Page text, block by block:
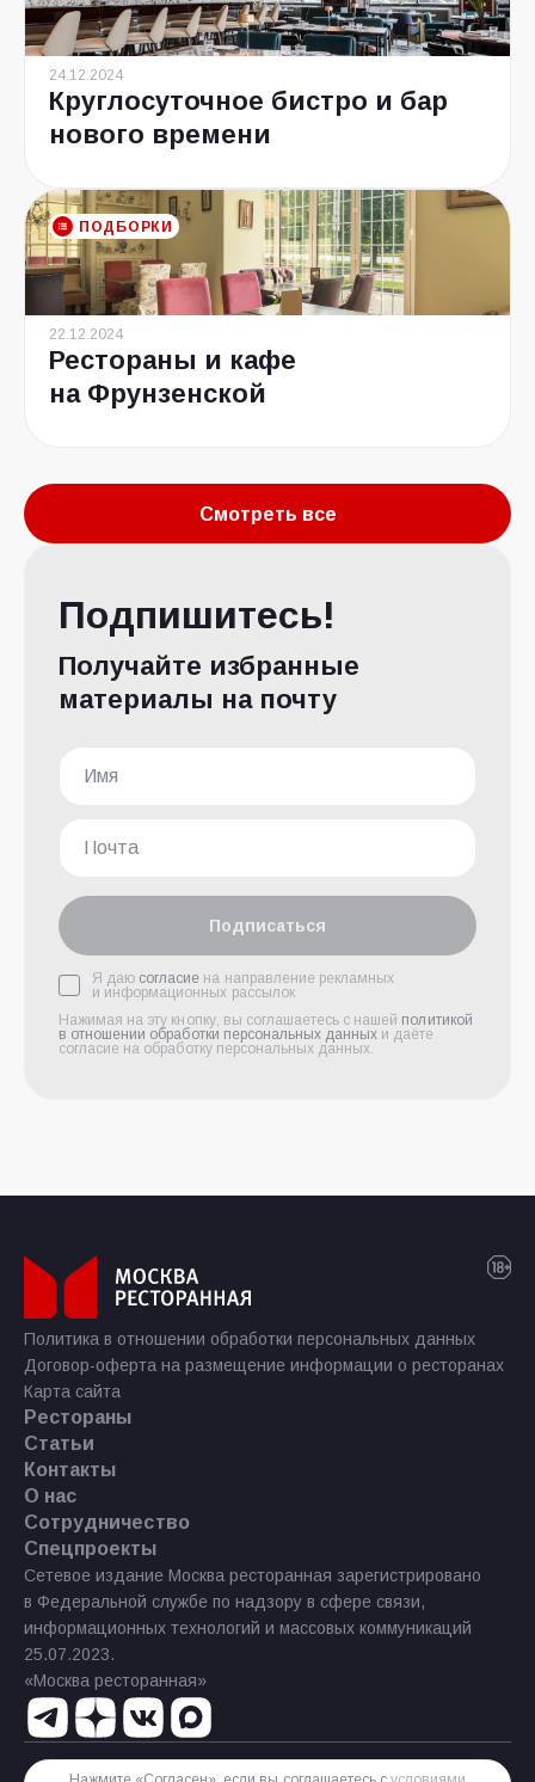
24.12.2024
Круглосуточное бистро и бар
нового времени
ПОДБОРКИ
22.12.2024
Рестораны и кафе
на Фрунзенской
Смотреть все
Подпишитесь!
Получайте избранные
материалы на почту
Подписаться
Я даю согласие на направление рекламных
и информационных рассылок
Нажимая на эту кнопку, вы соглашаетесь с нашей политикой
в отношении обработки персональных данных и даёте
согласие на обработку персональных данных.
Политика в отношении обработки персональных данных
Договор-оферта на размещение информации о ресторанах
Карта сайта
Рестораны
Статьи
Контакты
О нас
Сотрудничество
Спецпроекты
Сетевое издание Москва ресторанная зарегистрировано
в Федеральной службе по надзору в сфере связи,
информационных технологий и массовых коммуникаций
25.07.2023.
«Москва ресторанная»